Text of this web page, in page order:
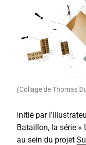
(Collage de Thomas
Initié par
Bataillon, la série «
au sein du projet